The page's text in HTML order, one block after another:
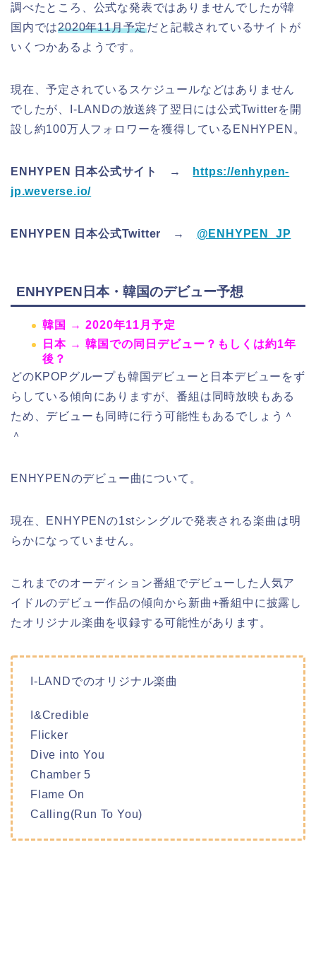
調べたところ、 公式な発表ではありませんでしたが韓
国内では2020年11月予定だと記載されているサイトが
いくつかあるようです。
現在、予定されているスケジュールなどはありません
でしたが、I-LANDの放送終了翌日には公式Twitterを開
設し約100万人フォロワーを獲得しているENHYPEN。
ENHYPEN 日本公式サイト →
https://enhypen-
jp.weverse.io/
ENHYPEN 日本公式Twitter → @ENHYPEN_JP
ENHYPEN日本・韓国のデビュー予想
韓国 → 2020年11月予定
日本 → 韓国での同日デビュー？もしくは約1年
後？
どのKPOPグループも韓国デビューと日本デビューをず
らしている傾向にありますが、番組は同時放映もある
ため、 デビューも同時に行う可能性 もあるでしょう＾
＾
ENHYPENのデビュー曲について。
現在、ENHYPENの1stシングルで発表される楽曲は明
らかになっていません。
これまでのオーディション番組でデビューした人気ア
イドルのデビュー作品の傾向から新曲+番組中に披露し
たオリジナル楽曲を収録する可能性があります。
I-LANDでのオリジナル楽曲
I&Credible
Flicker
Dive into You
Chamber 5
Flame On
Calling(Run To You)